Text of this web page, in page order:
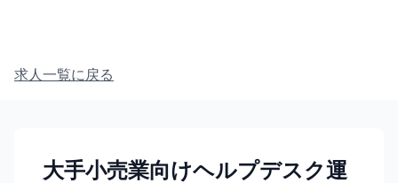
求人一覧に戻る
大手小売業向けヘルプデスク運